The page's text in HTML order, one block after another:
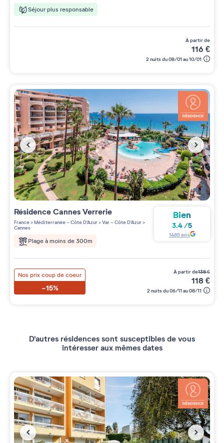
Séjour plus responsable
à partir de
116 €
2 nuits du 08/01 au 10/01
RésidenceCannes Verrerie
France>Méditerranée - Côte D'Azur>Var - Côte D'Azur>
Cannes
Plage à moins de 300m
Bien
3.4/5
1485avis
Nos prix coup de coeur
-15%
à partir de138€
118€
2 nuits du 06/11 au 08/11
D'autres résidences sont susceptibles de vous
intéresser aux mêmes dates